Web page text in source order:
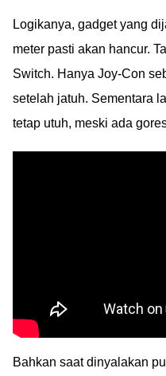
Logikanya, gadget yang
meter pasti akan hancur.
Switch. Hanya Joy-Con
setelah jatuh. Sementara
tetap utuh, meski ada
Bahkan saat dinyalakan